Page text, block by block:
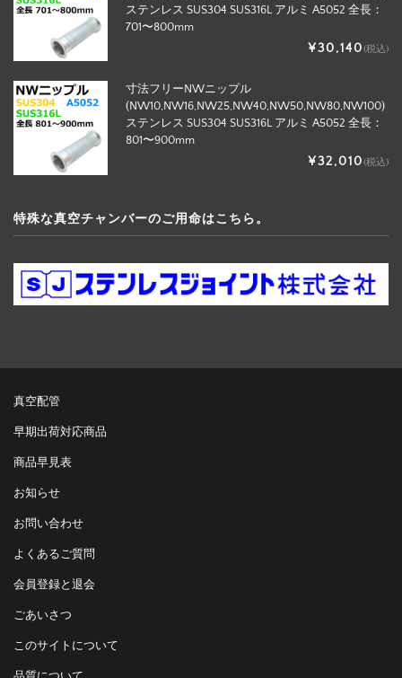
ステンレス SUS304 SUS316L アルミ A5052 全長：
701〜800mm
¥30,140(税込)
寸法フリーNWニップル
(NW10,NW16,NW25,NW40,NW50,NW80,NW100)
ステンレス SUS304 SUS316L アルミ A5052 全長：
801〜900mm
¥32,010(税込)
特殊な真空チャンバーのご用命はこちら。
真空配管
早期出荷対応商品
商品早見表
お知らせ
お問い合わせ
よくあるご質問
会員登録と退会
ごあいさつ
このサイトについて